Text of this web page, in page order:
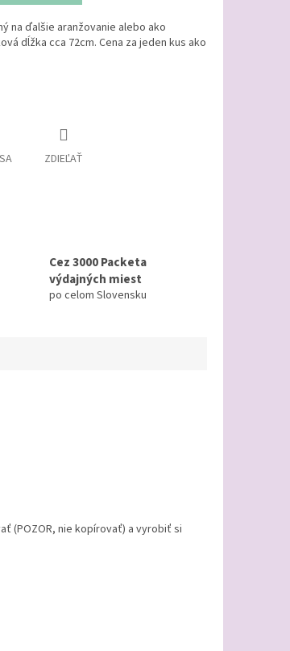
na ďalšie aranžovanie alebo ako
dĺžka cca 72cm. Cena za jeden kus ako
ZDIEĽAŤ
Cez 3000 Packeta
výdajných miest
po celom Slovensku
(POZOR, nie kopírovať) a vyrobiť si